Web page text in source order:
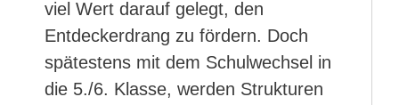
viel Wert darauf gelegt, den
Entdeckerdrang zu fördern. Doch
spätestens mit dem Schulwechsel in
die 5./6. Klasse, werden Strukturen